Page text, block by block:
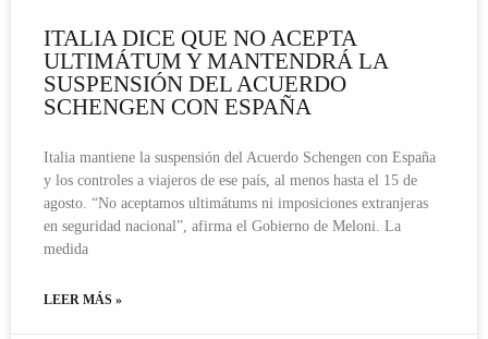
ITALIA DICE QUE NO ACEPTA
ULTIMÁTUM Y MANTENDRÁ LA
SUSPENSIÓN DEL ACUERDO
SCHENGEN CON ESPAÑA
Italia mantiene la suspensión del Acuerdo Schengen con España
y los controles a viajeros de ese país, al menos hasta el 15 de
agosto. “No aceptamos ultimátums ni imposiciones extranjeras
en seguridad nacional”, afirma el Gobierno de Meloni. La
medida
LEER MÁS »